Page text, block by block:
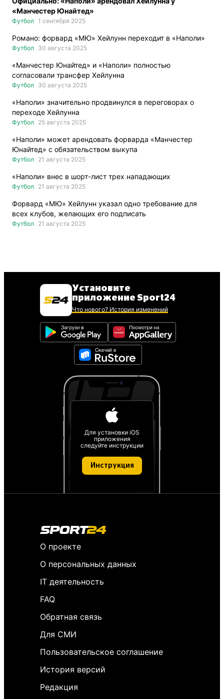
«Манчестер Юнайтед»
Футбол 1 сентября 2025
Романо: форвард «МЮ» Хейлунн переходит в «Наполи»
Футбол 30 августа 2025
«Манчестер Юнайтед» и «Наполи» полностью
согласовали трансфер Хейлунна
Футбол 30 августа 2025
«Наполи» значительно продвинулся в переговорах о
переходе Хейлунна
Футбол 25 августа 2025
«Наполи» может арендовать форварда «Манчестер
Юнайтед» с обязательством выкупа
Футбол 21 августа 2025
«Наполи» внес в шорт-лист трех нападающих
Футбол 21 августа 2025
Форвард «МЮ» Хейлунн указал одно требование для
всех клубов, желающих его подписать
Футбол 21 августа 2025
Установите
приложение Sport24
Что нового? История изменений
Для установки iOS
приложения
следуйте инструкции
Инструкция
О проекте
О персональных данных
IT деятельность
FAQ
Обратная связь
Для СМИ
Пользовательское соглашение
История версий
Редакция